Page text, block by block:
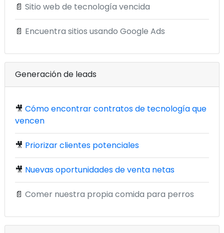
📄 Sitio web de tecnología vencida
📄 Encuentra sitios usando Google Ads
Generación de leads
🎥 Cómo encontrar contratos de tecnología que
vencen
🎥 Priorizar clientes potenciales
🎥 Nuevas oportunidades de venta netas
📄 Comer nuestra propia comida para perros